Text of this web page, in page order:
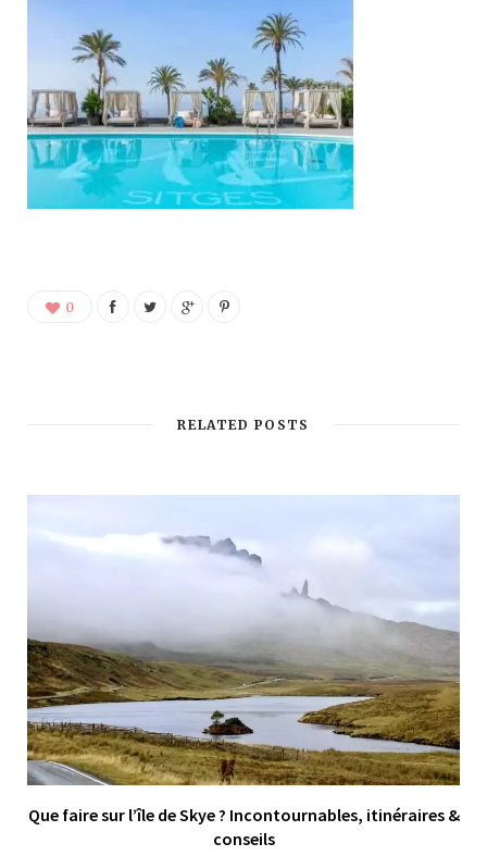
0
RELATED POSTS
Que faire sur l’île de Skye ? Incontournables, itinéraires &
conseils